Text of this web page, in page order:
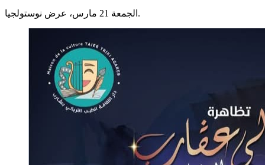
الجمعة 21 مارس، عرض نوستولجيا.